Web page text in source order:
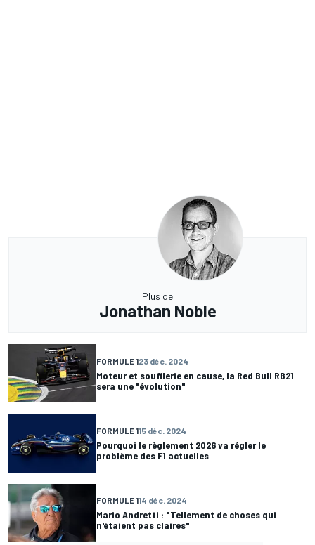
Plus de
Jonathan Noble
FORMULE 123 déc. 2024
Moteur et soufflerie en cause, la Red Bull RB21
sera une "évolution"
FORMULE 115 déc. 2024
Pourquoi le règlement 2026 va régler le
problème des F1 actuelles
FORMULE 114 déc. 2024
Mario Andretti : "Tellement de choses qui
n'étaient pas claires"